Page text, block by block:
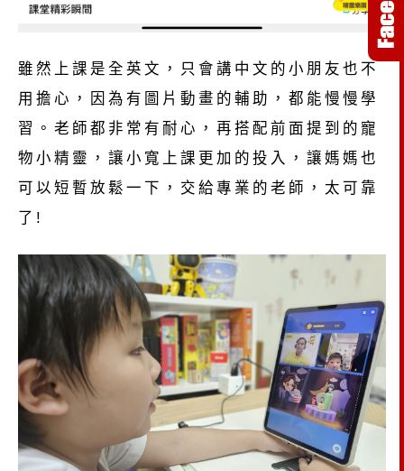
雖然上課是全英文，只會講中文的小朋友也不
用擔心，因為有圖片動畫的輔助，都能慢慢學
習。老師都非常有耐心，再搭配前面提到的寵
物小精靈，讓小寬上課更加的投入，讓媽媽也
可以短暫放鬆一下，交給專業的老師，太可靠
了!